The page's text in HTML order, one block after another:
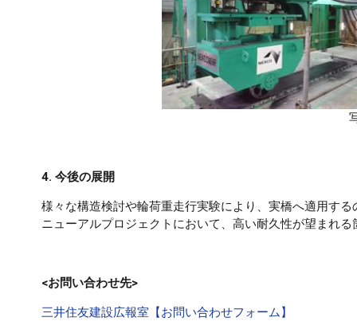
4. 今後の展開
様々な構造検討や輪荷重走行実験により、実橋へ適用す
ニューアルプロジェクトにおいて、高い耐久性が望まれ
<お問い合わせ先>
三井住友建設広報室【お問い合わせフォーム】